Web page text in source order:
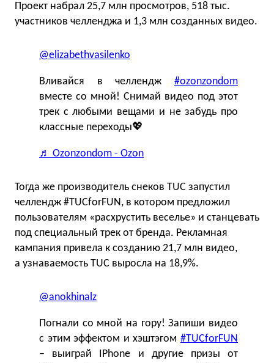
Проект набрал 25,7 млн просмотров, 518 тыс.
участников челленджа и 1,3 млн созданных видео.
@elizabethvasilenko
Вливайся в челлендж #ozonzondom
вместе со мной! Снимай видео под этот
трек с любыми вещами и не забудь про
классные переходы💖
♬ Ozonzondom - Ozon
Тогда же производитель снеков TUC запустил
челлендж #TUCforFUN, в котором предложил
пользователям «расхрустить веселье» и станцевать
под специальный трек от бренда. Рекламная
кампания привела к созданию 21,7 млн видео,
а узнаваемость TUC выросла на 18,9%.
@anokhinalz
Погнали со мной на гору! Запиши видео
с этим эффектом и хэштэгом #TUCforFUN
– выиграй IPhone и другие призы от